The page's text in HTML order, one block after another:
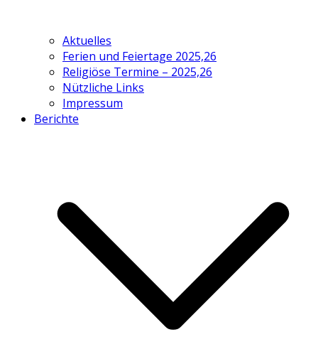
Aktuelles
Ferien und Feiertage 2025,26
Religiöse Termine – 2025,26
Nützliche Links
Impressum
Berichte